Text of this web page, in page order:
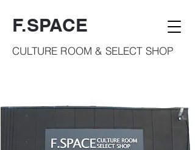
F.SPACE
CULTURE ROOM & SELECT SHOP